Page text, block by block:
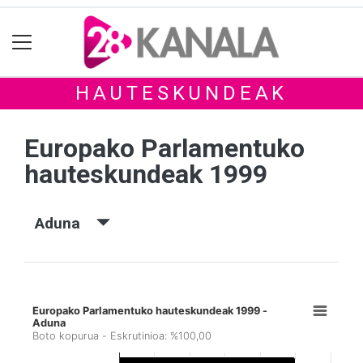
HAUTESKUNDEAK
Europako Parlamentuko
hauteskundeak 1999
Aduna
Europako Parlamentuko hauteskundeak 1999 -
Aduna
Boto kopurua - Eskrutinioa: %100,00